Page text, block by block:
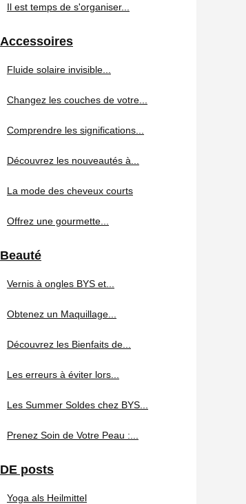
Il est temps de s'organiser...
Accessoires
Fluide solaire invisible...
Changez les couches de votre...
Comprendre les significations...
Découvrez les nouveautés à...
La mode des cheveux courts
Offrez une gourmette...
Beauté
Vernis à ongles BYS et...
Obtenez un Maquillage...
Découvrez les Bienfaits de...
Les erreurs à éviter lors...
Les Summer Soldes chez BYS...
Prenez Soin de Votre Peau :...
DE posts
Yoga als Heilmittel